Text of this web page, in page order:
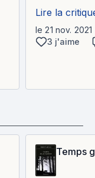
Lire la
le 21 nov. 2021
3 j'aime
Temps